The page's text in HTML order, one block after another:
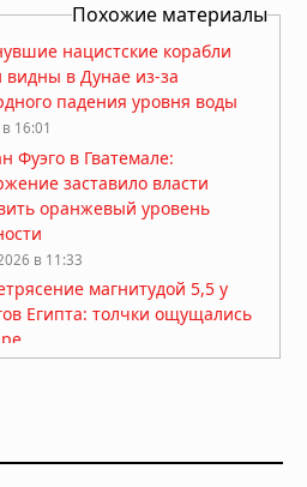
Похожие материалы
нацистские корабли
видны в Дунае из-за
падения уровня воды
16:01
Фуэго в Гватемале:
заставило власти
оранжевый уровень
в 11:33
магнитудой 5,5 у
Египта: толчки ощущались
Азии